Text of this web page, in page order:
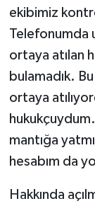
ekibimiz
Telefonumda
ortaya atılan
bulamadık.
ortaya
mantığa
hesabım da
Hakkında